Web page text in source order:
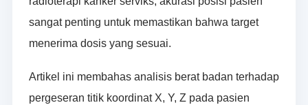
sangat penting untuk memastikan bahwa target
menerima dosis yang sesuai.
Artikel ini membahas analisis berat badan terhadap
pergeseran titik koordinat X, Y, Z pada pasien